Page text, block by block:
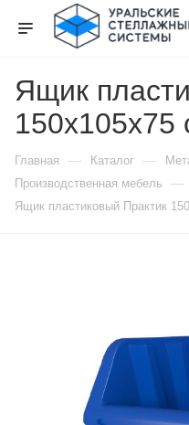
Ящик
150х105х75
Главная — Каталог —
Производственная мебель —
Ящик пластиковый Практик